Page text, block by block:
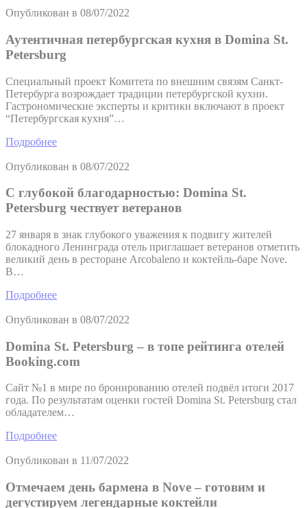
Опубликован в 08/07/2022
Аутентичная петербургская кухня в Domina St.
Petersburg
Специальный проект Комитета по внешним связям Санкт-
Петербурга возрождает традиции петербургской кухни.
Гастрономические эксперты и критики включают в проект
“Петербургская кухня”…
Подробнее
Опубликован в 08/07/2022
С глубокой благодарностью: Domina St.
Petersburg чествует ветеранов
27 января в знак глубокого уважения к подвигу жителей
блокадного Ленинграда отель приглашает ветеранов отметить
великий день в ресторане Arcobaleno и коктейль-баре Nove.
В…
Подробнее
Опубликован в 08/07/2022
Domina St. Petersburg – в топе рейтинга отелей
Booking.com
Сайт №1 в мире по бронированию отелей подвёл итоги 2017
года. По результатам оценки гостей Domina St. Petersburg стал
обладателем…
Подробнее
Опубликован в 11/07/2022
Отмечаем день бармена в Nove – готовим и
дегустируем легендарные коктейли